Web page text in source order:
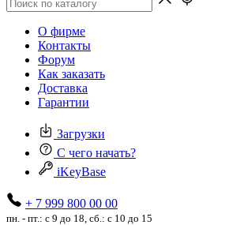
О фирме
Контакты
Форум
Как заказать
Доставка
Гарантии
Загрузки
С чего начать?
iKeyBase
+ 7 999 800 00 00
пн. - пт.: с 9 до 18, сб.: с 10 до 15